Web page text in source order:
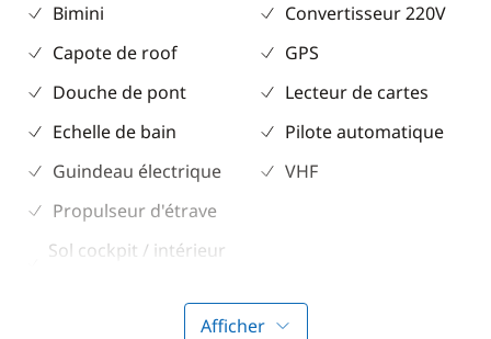
Bimini
Capote de roof
Douche de pont
Echelle de bain
Guindeau électrique
Propulseur d'étrave
Sol cockpit / intérieur
Convertisseur 220V
GPS
Lecteur de cartes
Pilote automatique
VHF
Afficher